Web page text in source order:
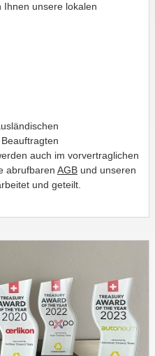
unsere lokalen
auch im vorvertraglichen
abrufbaren AGB und unseren
und geteilt.